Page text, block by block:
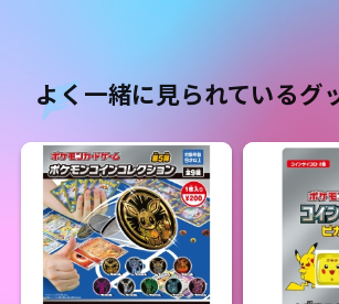
よく一緒に見られているグ